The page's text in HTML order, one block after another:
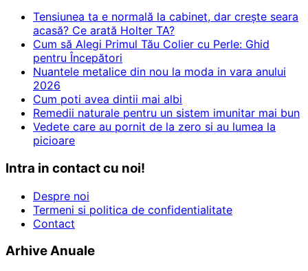
Tensiunea ta e normală la cabinet, dar crește seara
acasă? Ce arată Holter TA?
Cum să Alegi Primul Tău Colier cu Perle: Ghid
pentru Începători
Nuantele metalice din nou la moda in vara anului
2026
Cum poti avea dintii mai albi
Remedii naturale pentru un sistem imunitar mai bun
Vedete care au pornit de la zero si au lumea la
picioare
Intra in contact cu noi!
Despre noi
Termeni si politica de confidentialitate
Contact
Arhive Anuale